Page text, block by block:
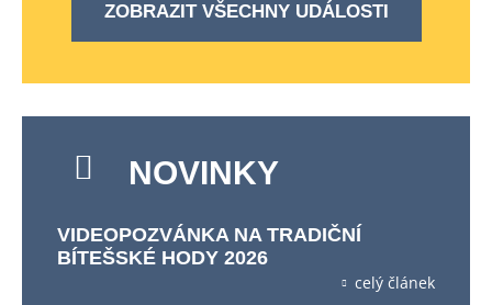
ZOBRAZIT VŠECHNY UDÁLOSTI
NOVINKY
VIDEOPOZVÁNKA NA TRADIČNÍ
BÍTEŠSKÉ HODY 2026
celý článek